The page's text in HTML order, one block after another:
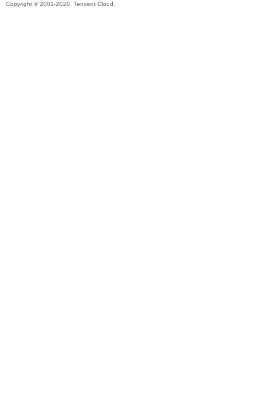
Copyright © 2001-2020, Tencent Cloud.